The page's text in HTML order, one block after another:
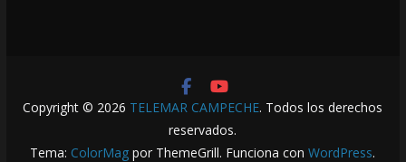
Copyright © 2026 TELEMAR CAMPECHE. Todos los derechos
reservados.
Tema: ColorMag por ThemeGrill. Funciona conWordPress.